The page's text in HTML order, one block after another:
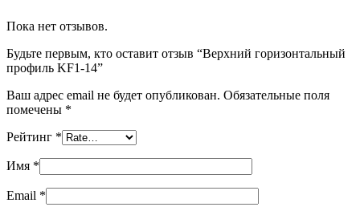
Пока нет отзывов.
Будьте первым, кто оставит отзыв “Верхний горизонтальный
профиль KF1-14”
Ваш адрес email не будет опубликован. Обязательные поля
помечены *
Рейтинг *
Имя *
Email *